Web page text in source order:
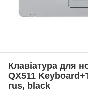
Клавіатура для
QX511
rus, black